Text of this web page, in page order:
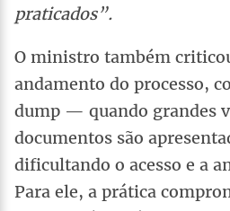
praticados”.
O ministro também
andamento do processo,
dump — quando grandes
documentos são
dificultando o acesso e a
Para ele, a prática